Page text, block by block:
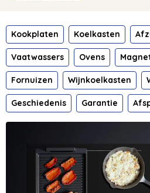
Kookplaten Koelkasten
Vaatwassers Ovens
Fornuizen Wijnkoelkasten
Geschiedenis Garantie